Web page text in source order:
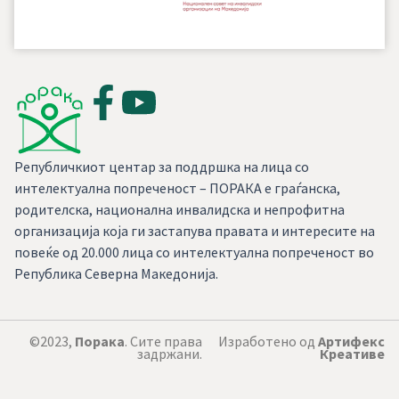
Републичкиот центар за поддршка на лица со
интелектуална попреченост – ПОРАКА е граѓанска,
родителска, национална инвалидска и непрофитна
организација која ги застапува правата и интересите на
повеќе од 20.000 лица со интелектуална попреченост во
Република Северна Македонија.
©2023, Порака. Сите права
задржани.
Изработено од Артифекс
Креативе